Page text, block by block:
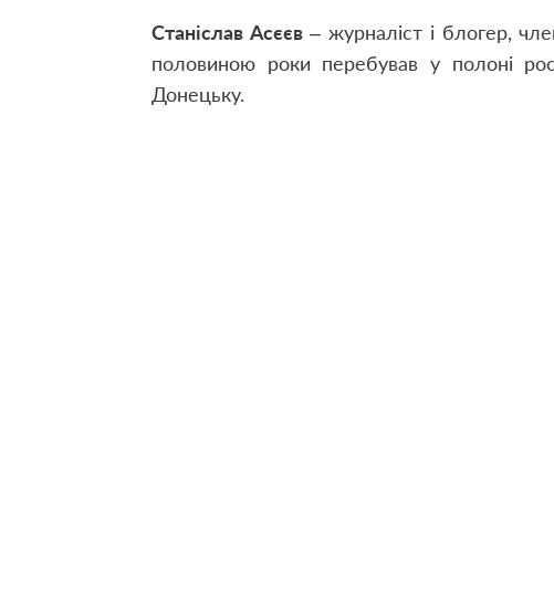
Станіслав Асєєв– журналіст і блогер,
половиною роки перебував у полоні
Донецьку.